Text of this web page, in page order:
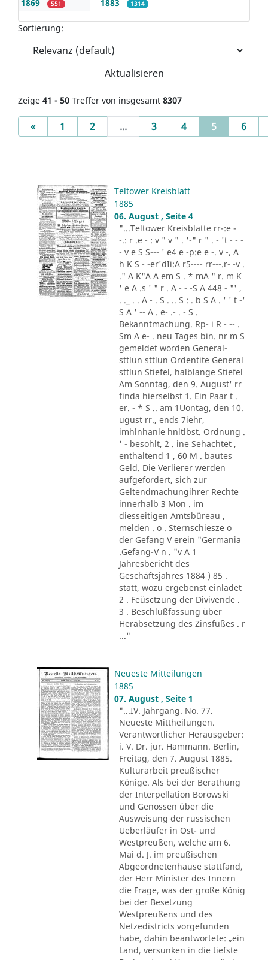
1869 551 1883 1314
Sortierung:
Aktualisieren
Zeige 41 - 50 Treffer von insgesamt 8307
«Previous
1 2 ... 3 4 5(current)
6
Teltower Kreisblatt
1885
06. August , Seite 4
"...Teltower Kreisblatte rr-:e -
-.: r .e - : v " v " . '-" r " . - 't - - -
- v e S S--- ' e4 e -p:e e -. v -, A
h K S - -er'dIi:A r5---- rr---.r- -v .
." A K"A A em S . * mA " r. m K
' e A .s ' " r . A - - -S A 448 - "' ,
. ._ . . A - . S . .. S : . b S A . ' ' t -'
S A ' -- A . e- .- . - S .
Bekanntmachung. Rp- i R - -- .
Sm A e- . neu Tages bin. nr m S
gemeldet worden General-
sttlun sttlun Ordentite General
sttlun Stiefel, halblange Stiefel
Am Sonntag, den 9. August' rr
finda hierselbst 1. Ein Paar t .
er. - * S .. am 1Uontag, den 10.
ugust rr., ends 7iehr,
imhlnhanle hnltlbst. Ordnung .
' - besohlt, 2 . ine Sehachtet ,
enthaltend 1 , 60 M . bautes
Geld. Die Verlierer werden
aufgefordert, sich zur
Geltendmachungihrer Rechte
innerhalb 3 Mon . im
diesseitigen Amtsbüreau ,
melden . o . Sternschiesze o
der Gefang V erein "Germania
.Gefang-V n . "v A 1
Jahresbericht des
Geschäftsjahres 1884 ) 85 .
statt, wozu ergebenst einladet
2 . Feüsctzung der Divivende .
3 . Beschlußfassung über
Herabsetzung des Zinsfußes . r
..."
Neueste Mitteilungen
1885
07. August , Seite 1
"...IV. Jahrgang. No. 77.
Neueste Mittheilungen.
Verantwortlicher Herausgeber:
i. V. Dr. jur. Hammann. Berlin,
Freitag, den 7. August 1885.
Kulturarbeit preußischer
Könige. Als bei der Berathung
der Interpellation Borowski
und Genossen über die
Ausweisung der russischen
Ueberläufer in Ost- und
Westpreußen, welche am 6.
Mai d. J. im preußischen
Abgeordnetenhause stattfand,
der Herr Minister des Innern
die Frage, was der große König
bei der Besetzung
Westpreußens und des
Netzedistricts vorgefunden
habe, dahin beantwortete: „ein
Land, versunken in die tiefste